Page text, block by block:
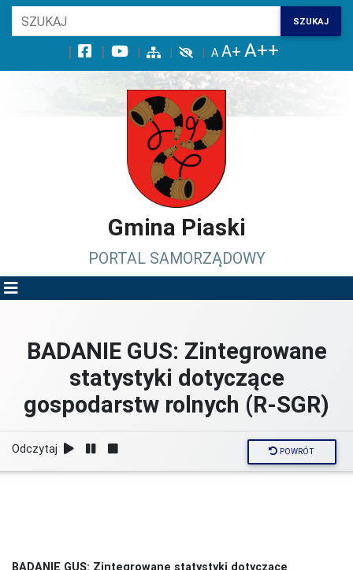
Wróć na początek strony
Przejdź do treści głównej
Przejdź do stopki
Przejdź do menu górnego
Przejdź do mapy serwisu
SZUKAJ
Gmina Piaski
PORTAL SAMORZĄDOWY
BADANIE GUS: Zintegrowane
statystyki dotyczące
gospodarstw rolnych (R-SGR)
Odczytaj POWRÓT
BADANIE GUS: Zintegrowane statystyki dotyczące